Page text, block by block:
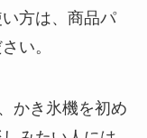
方は、商品パ
い。
かき氷機を初め